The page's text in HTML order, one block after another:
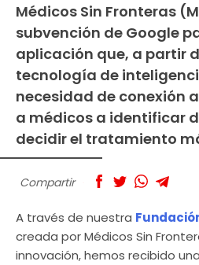
Médicos Sin Fronteras
subvención de Google
aplicación que, a partir
tecnología de
necesidad de conexión
a médicos a identificar
decidir el tratamiento
Compartir
A través de nuestra
creada por Médicos Sin
innovación, hemos recibido